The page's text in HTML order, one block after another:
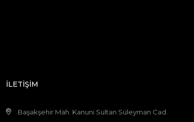
İLETİŞİM
Başakşehir Mah. Kanuni Sultan Süleyman Cad.